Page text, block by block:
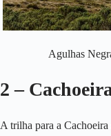
Agulhas
2 –
A trilha para a